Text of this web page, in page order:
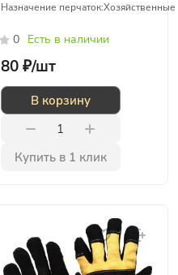
Назначение перчаток:Хозяйственные
0 Есть в наличии
80 ₽/шт
В корзину
Купить в 1 клик